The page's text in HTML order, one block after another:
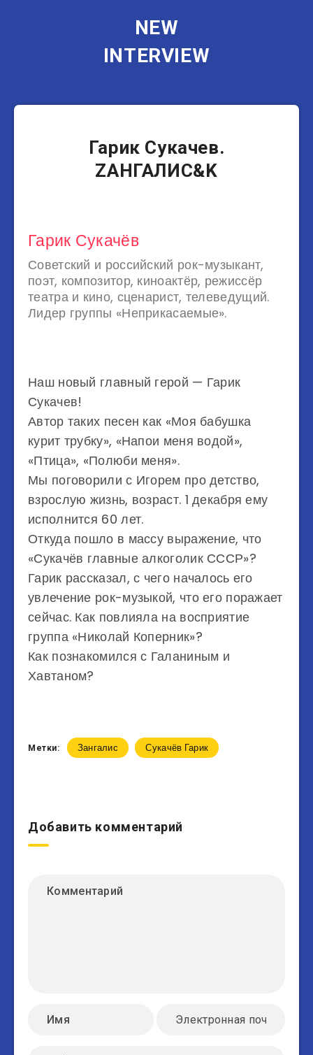
NEW
INTERVIEW
МузыкантыГарик Сукачев.
ZАНГАЛИС&K
Гарик Сукачёв
Советский и российский рок-музыкант,
поэт, композитор, киноактёр, режиссёр
театра и кино, сценарист, телеведущий.
Лидер группы «Неприкасаемые».
Наш новый главный герой — Гарик
Сукачев!
Автор таких песен как «Моя бабушка
курит трубку», «Напои меня водой»,
«Птица», «Полюби меня».
Мы поговорили с Игорем про детство,
взрослую жизнь, возраст. 1 декабря ему
исполнится 60 лет.
Откуда пошло в массу выражение, что
«Сукачёв главные алкоголик СССР»?
Гарик рассказал, с чего началось его
увлечение рок-музыкой, что его поражает
сейчас. Как повлияла на восприятие
группа «Николай Коперник»?
Как познакомился с Галаниным и
Хавтаном?
Метки: Зангалис Сукачёв Гарик
Добавить комментарий